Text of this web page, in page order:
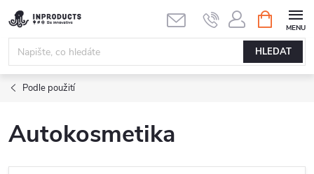
Přejít
na
obsah
HLEDAT
NÁKUPNÍ
KOŠÍK
Podle použití
Autokosmetika